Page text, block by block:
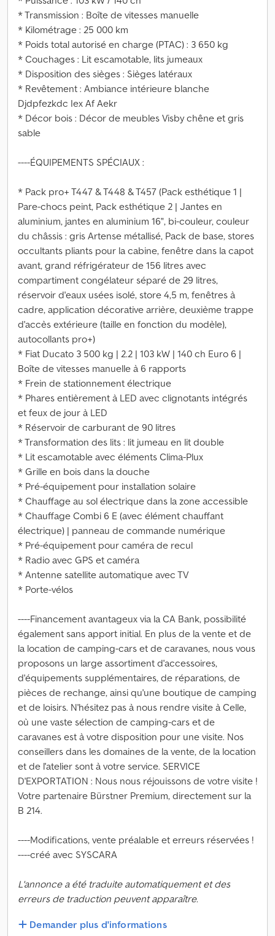
* Transmission : Boîte de vitesses manuelle
* Kilométrage : 25 000 km
* Poids total autorisé en charge (PTAC) : 3 650 kg
* Couchages : Lit escamotable, lits jumeaux
* Disposition des sièges : Sièges latéraux
* Revêtement : Ambiance intérieure blanche
Djdpfezkdc Iex Af Aekr
* Décor bois : Décor de meubles Visby chêne et gris
sable
----ÉQUIPEMENTS SPÉCIAUX :
* Pack pro+ T447 & T448 & T457 (Pack esthétique 1 |
Pare-chocs peint, Pack esthétique 2 | Jantes en
aluminium, jantes en aluminium 16", bi-couleur, couleur
du châssis : gris Artense métallisé, Pack de base, stores
occultants pliants pour la cabine, fenêtre dans la capot
avant, grand réfrigérateur de 156 litres avec
compartiment congélateur séparé de 29 litres,
réservoir d'eaux usées isolé, store 4,5 m, fenêtres à
cadre, application décorative arrière, deuxième trappe
d'accès extérieure (taille en fonction du modèle),
autocollants pro+)
* Fiat Ducato 3 500 kg | 2.2 | 103 kW | 140 ch Euro 6 |
Boîte de vitesses manuelle à 6 rapports
* Frein de stationnement électrique
* Phares entièrement à LED avec clignotants intégrés
et feux de jour à LED
* Réservoir de carburant de 90 litres
* Transformation des lits : lit jumeau en lit double
* Lit escamotable avec éléments Clima-Plux
* Grille en bois dans la douche
* Pré-équipement pour installation solaire
* Chauffage au sol électrique dans la zone accessible
* Chauffage Combi 6 E (avec élément chauffant
électrique) | panneau de commande numérique
* Pré-équipement pour caméra de recul
* Radio avec GPS et caméra
* Antenne satellite automatique avec TV
* Porte-vélos
----Financement avantageux via la CA Bank, possibilité
également sans apport initial. En plus de la vente et de
la location de camping-cars et de caravanes, nous vous
proposons un large assortiment d'accessoires,
d'équipements supplémentaires, de réparations, de
pièces de rechange, ainsi qu'une boutique de camping
et de loisirs. N'hésitez pas à nous rendre visite à Celle,
où une vaste sélection de camping-cars et de
caravanes est à votre disposition pour une visite. Nos
conseillers dans les domaines de la vente, de la location
et de l'atelier sont à votre service. SERVICE
D'EXPORTATION : Nous nous réjouissons de votre visite !
Votre partenaire Bürstner Premium, directement sur la
B 214.
----Modifications, vente préalable et erreurs réservées !
----créé avec SYSCARA
L'annonce a été traduite automatiquement et des
erreurs de traduction peuvent apparaître.
Demander plus d'informations